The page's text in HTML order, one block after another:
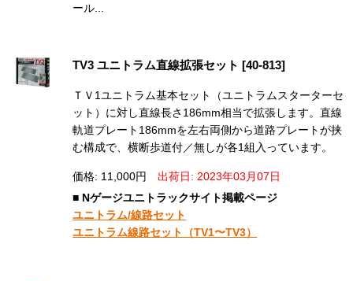
ール...
TV3 ユニトラム直線拡張セット [40-813]
ＴＶ1ユニトラム基本セット（ユニトラムスターターセ
ット）に対し直線長さ186mm相当で拡張します。直線
軌道プレート186mmを左右両側から道路プレートが挟
む構成で、横断歩道付／無しが各1組入っています。
価格: 11,000円
出荷日: 2023年03月07日
■ Nゲージユニトラックサイト掲載ページ
ユニトラム/線路セット
ユニトラム線路セット（TV1〜TV3）